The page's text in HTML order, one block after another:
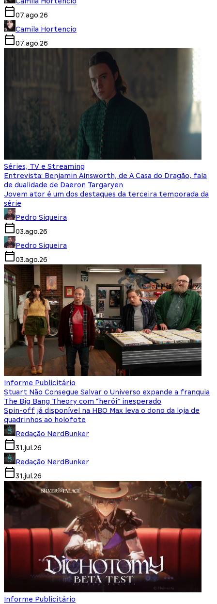
07.ago.26
Camila Hortencio
07.ago.26
Séries, TV e Streaming
Entrevista: Benjamin Ainsworth, de A Casa do Dragão, fala
de dualidade de Daeron Targaryen
Jovem ator é um dos destaques da terceira temporada da
série
Pedro Siqueira
03.ago.26
Pedro Siqueira
03.ago.26
Informe Publicitário
Stuart Não Consegue Salvar o Universo expande a franquia
The Big Bang Theory com “herói” inesperado
Spin-off já disponível na HBO Max leva o dono da loja de
quadrinhos ao holofote
Redação NerdBunker
31.jul.26
Redação NerdBunker
31.jul.26
Informe Publicitário